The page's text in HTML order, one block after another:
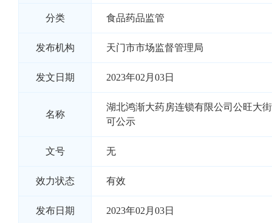
分类 食品药品监管
发布机构 天门市市场监督管理局
发文日期 2023年02月03日
名称
湖北鸿渐大药房连锁有限公司公旺大
可公示
文号 无
效力状态 有效
发布日期 2023年02月03日